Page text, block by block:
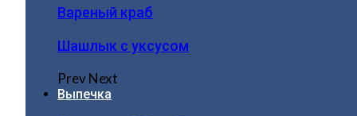
Вареный краб
Шашлык с уксусом
PrevNext
Выпечка